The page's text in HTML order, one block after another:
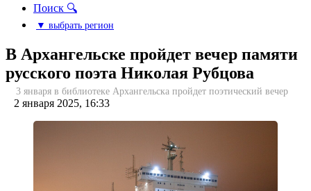
Поиск 🔍
▼ выбрать регион
В Архангельске пройдет вечер памяти
русского поэта Николая Рубцова
3 января в библиотеке Архангельска пройдет поэтический вечер
2 января 2025, 16:33